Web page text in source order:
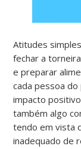
Atitudes
fechar a
e preparar
cada pessoa
impacto
também algo
tendo em vista
inadequado de